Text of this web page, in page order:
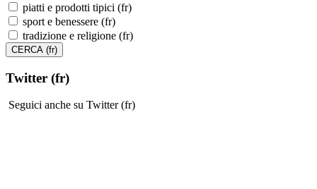
piatti e prodotti tipici (fr)
sport e benessere (fr)
tradizione e religione (fr)
Twitter (fr)
Seguici anche su Twitter (fr)